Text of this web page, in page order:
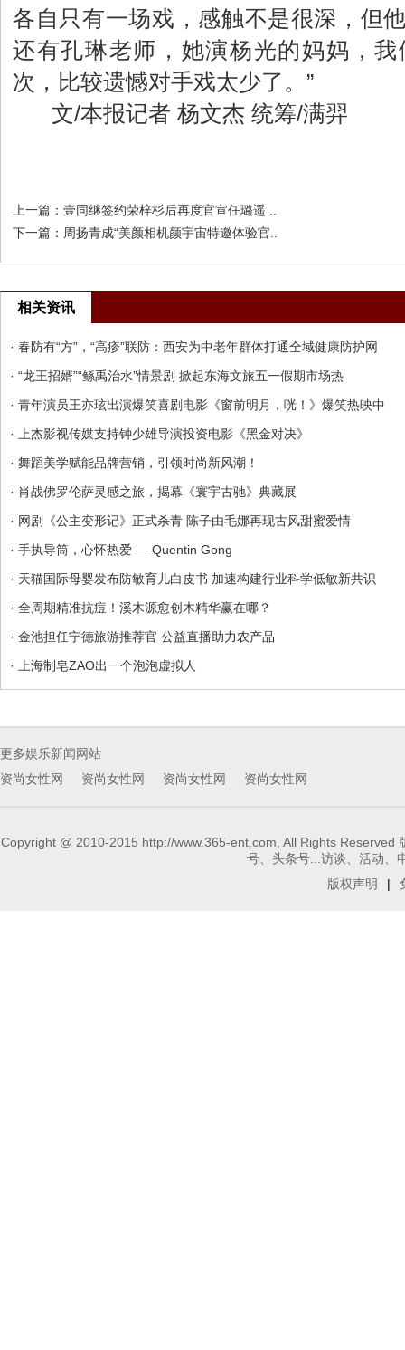
各自只有一场戏，感触不是很深，但
还有孔琳老师，她演杨光的妈妈，
次，比较遗憾对手戏太少了。”
文/本报记者 杨文杰 统筹/满羿
上一篇： 壹同继签约荣梓杉后再度官宣任璐遥 ..
下一篇： 周扬青成“美颜相机颜宇宙特邀体验官..
相关资讯
· 春防有“方”，“高疹”联防：西安为中老年群体打通全域健康防护网
· “龙王招婿”“鲧禹治水”情景剧 掀起东海文旅五一假期市场热
· 青年演员王亦玹出演爆笑喜剧电影《窗前明月，咣！》爆笑热映中
· 上杰影视传媒支持钟少雄导演投资电影《黑金对决》
· 舞蹈美学赋能品牌营销，引领时尚新风潮！
· 肖战佛罗伦萨灵感之旅，揭幕《寰宇古驰》典藏展
· 网剧《公主变形记》正式杀青 陈子由毛娜再现古风甜蜜爱情
· 手执导筒，心怀热爱 — Quentin Gong
· 天猫国际母婴发布防敏育儿白皮书 加速构建行业科学低敏新共识
· 全周期精准抗痘！溪木源愈创木精华赢在哪？
· 金池担任宁德旅游推荐官 公益直播助力农产品
· 上海制皂ZAO出一个泡泡虚拟人
更多娱乐新闻网站
资尚女性网
资尚女性网 资尚女性网 资尚女性网
Copyright @ 2010-2015 http://www.365-ent.com, All Rights
号、头条号...访谈、活动、
版权声明
|